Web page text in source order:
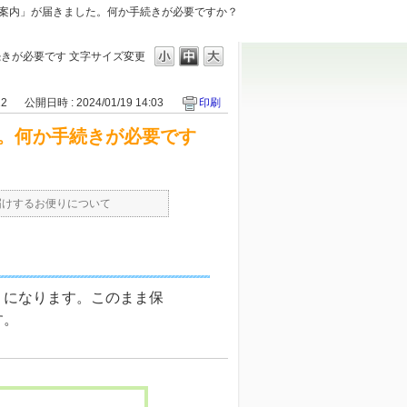
内」が届きました。何か手続きが必要ですか？
文字サイズ変更
が必要です
公開日時 : 2024/01/19 14:03 印刷
何か手続きが必要です
するお便りについて
なります。このまま保